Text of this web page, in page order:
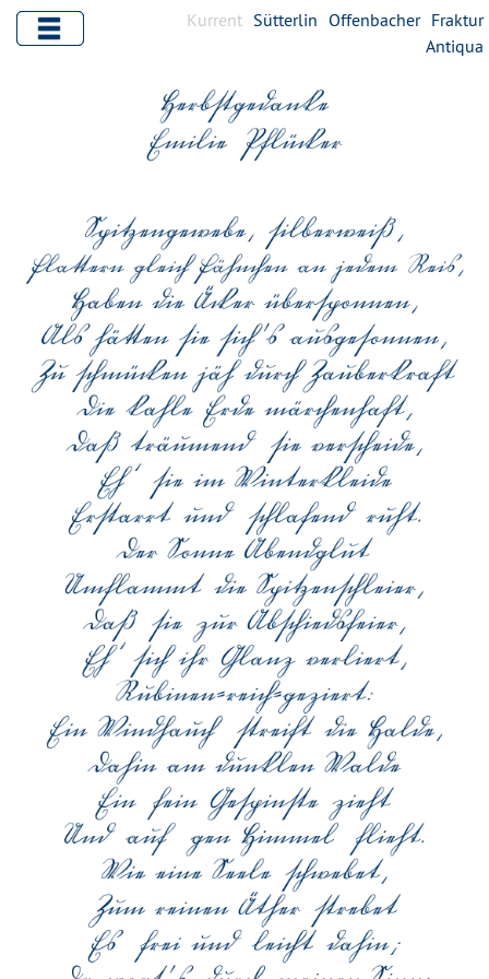
Kurrent Sütterlin Offenbacher Fraktur
Antiqua